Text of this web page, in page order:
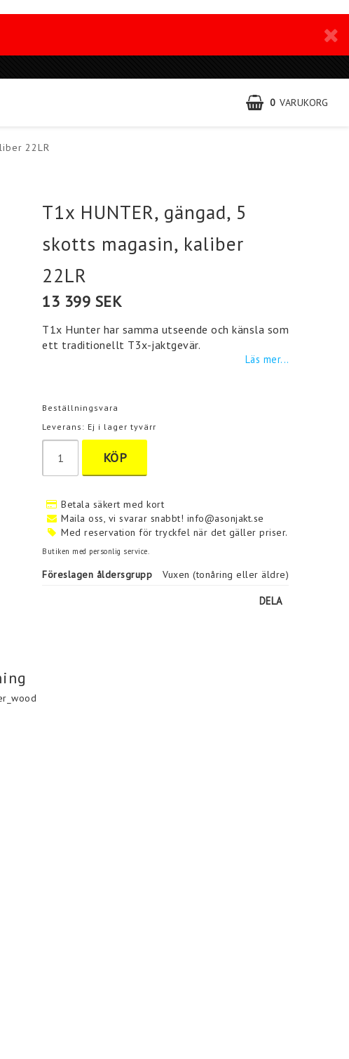
0 VARUKORG
22LR
T1x HUNTER, gängad, 5
skotts magasin, kaliber
22LR
13 399 SEK
T1x Hunter har samma utseende och känsla som
ett traditionellt T3x-jaktgevär.
Läs mer...
Beställningsvara
Leverans: Ej i lager tyvärr
KÖP
Betala säkert med kort
Maila oss, vi svarar snabbt! info@asonjakt.se
Med reservation för tryckfel när det gäller priser.
Butiken med personlig service.
Föreslagen åldersgrupp Vuxen (tonåring eller äldre)
DELA